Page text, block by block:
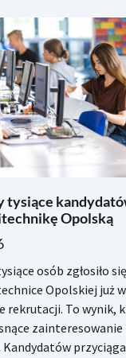
tysiące
Opolską
osób zgłosiło
Opolskiej już w
rekrutacji. To wynik,
zainteresowanie